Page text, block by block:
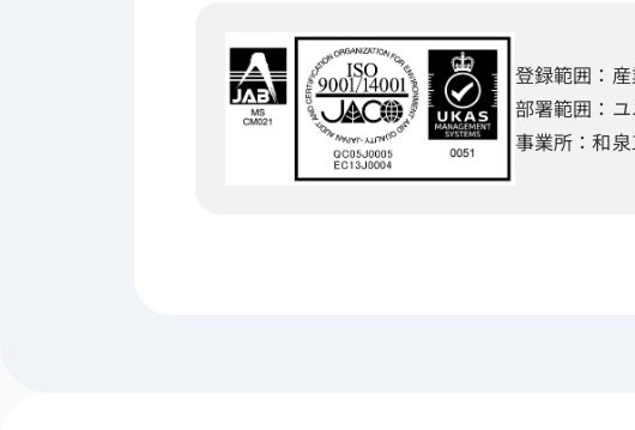
登録範囲：
部署範囲：
事業所：和